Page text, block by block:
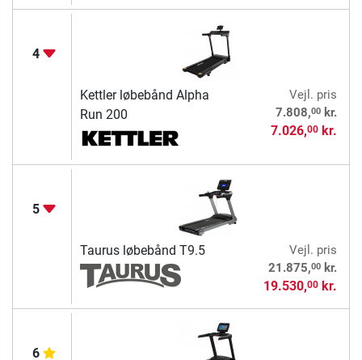
4
Kettler løbebånd Alpha
Run 200
Vejl. pris
7.808,00kr.
7.026,00kr.
5
Taurus løbebånd T9.5
Vejl. pris
21.875,00kr.
19.530,00kr.
6